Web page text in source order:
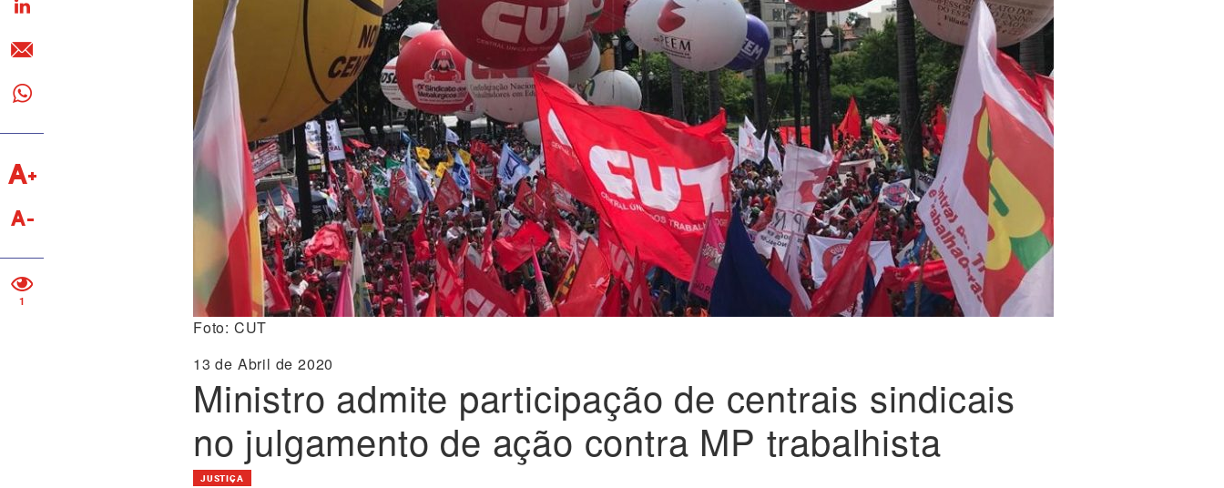
1
Foto: CUT
13 de Abril de 2020
Ministro admite participação de centrais sindicais
no julgamento de ação contra MP trabalhista
JUSTIÇA